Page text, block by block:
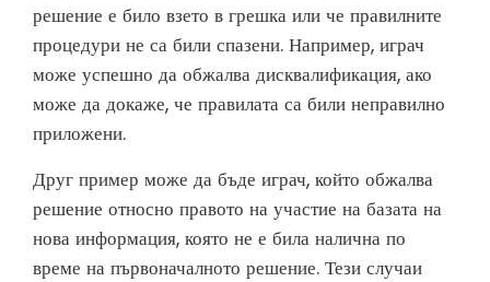
решение е било взето в грешка или че правилните
процедури не са били спазени. Например, играч
може успешно да обжалва дисквалификация, ако
може да докаже, че правилата са били неправилно
приложени.
Друг пример може да бъде играч, който обжалва
решение относно правото на участие на базата на
нова информация, която не е била налична по
време на първоначалното решение. Тези случаи